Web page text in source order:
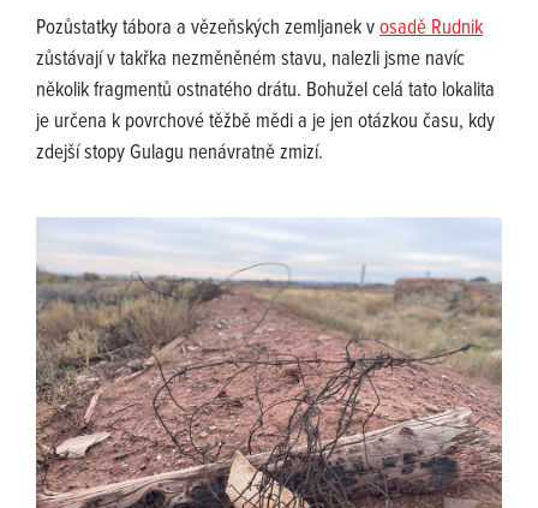
Pozůstatky tábora a vězeňských zemljanek vosadě Rudnik
zůstávají v takřka nezměněném stavu, nalezli jsme navíc
několik fragmentů ostnatého drátu. Bohužel celá tato lokalita
je určena k povrchové těžbě mědi a je jen otázkou času, kdy
zdejší stopy Gulagu nenávratně zmizí.